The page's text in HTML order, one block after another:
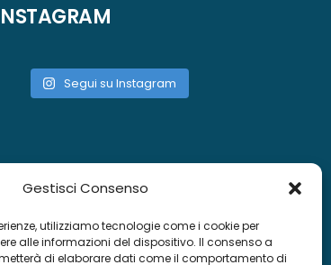
Gestisci Consenso
utilizziamo tecnologie come i cookie per
alle informazioni del dispositivo. Il consenso a
di elaborare dati come il comportamento di
Segui su Instagram